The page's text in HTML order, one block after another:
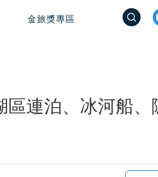
金旅獎專區
連泊、冰河船、